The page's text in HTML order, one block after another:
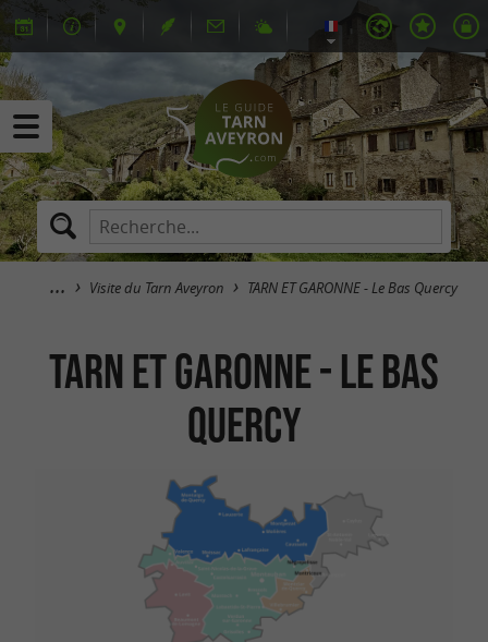
Visite du Tarn Aveyron TARN ET GARONNE - Le Bas Quercy
TARN ET GARONNE - Le Bas
Quercy